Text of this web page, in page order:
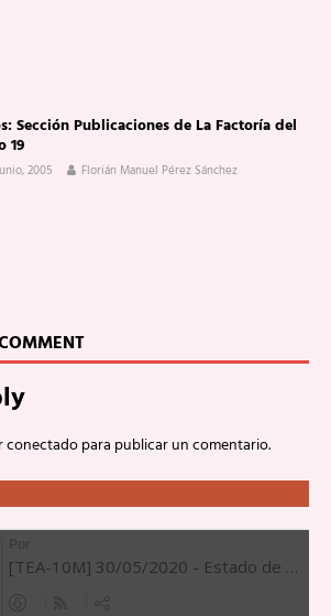
Sección Publicaciones de La Factoría del
19
2005 Florián Manuel Pérez Sánchez
conectadopara publicar un comentario.